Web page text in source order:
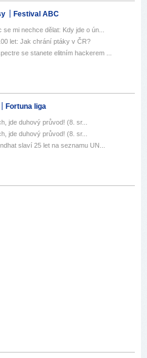
Festival ABC
mi nechce dělat: Kdy jde o ún...
let: Jak chrání ptáky v ČR?
se stanete elitním hackerem ...
Fortuna liga
jde duhový průvod! (8. sr...
jde duhový průvod! (8. sr...
slaví 25 let na seznamu UN...